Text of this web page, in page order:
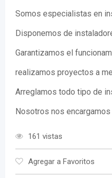
Somos especialistas en
Disponemos de
Garantizamos el
realizamos proyectos a
Arreglamos todo tipo de
Nosotros nos
161 vistas
Agregar a Favoritos